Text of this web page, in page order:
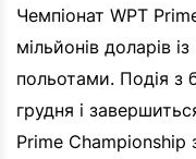
Чемпіонат WPT
мільйонів доларів
польотами. Подія з
грудня і
Prime Championship